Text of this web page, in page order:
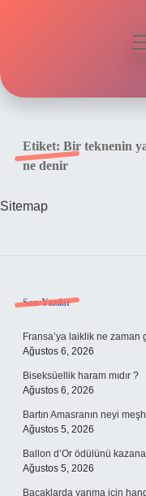
Yasal Uyarı
Hakkımızda
Etiket: Bir teknenin
ne denir
Sitemap
Sidebar
Son Yazılar
Fransa’ya laiklik ne zaman
Ağustos 6, 2026
Biseksüellik haram mıdır ?
Ağustos 6, 2026
Bartın Amasranın neyi
Ağustos 5, 2026
Ballon d’Or ödülünü
Ağustos 5, 2026
Bacaklarda yanma için